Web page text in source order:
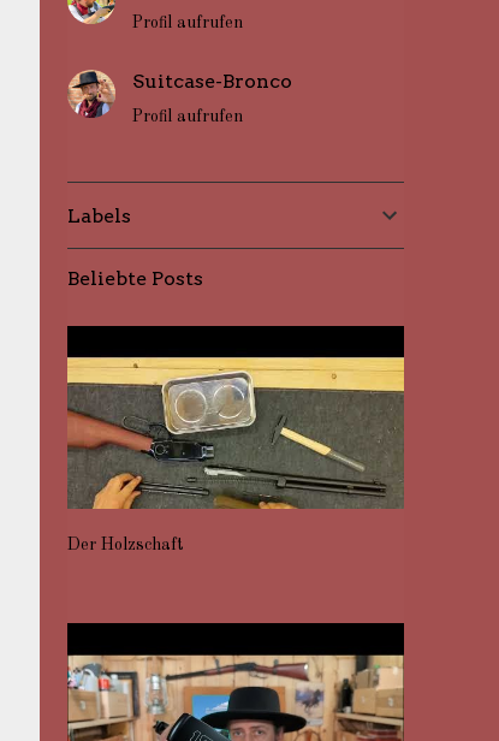
Profil aufrufen
Suitcase-Bronco
Profil aufrufen
Labels
Beliebte Posts
Der Holzschaft